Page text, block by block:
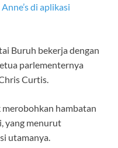
di aplikasi
Buruh bekerja dengan
parlementernya
Curtis.
hambatan
yang menurut
utamanya.